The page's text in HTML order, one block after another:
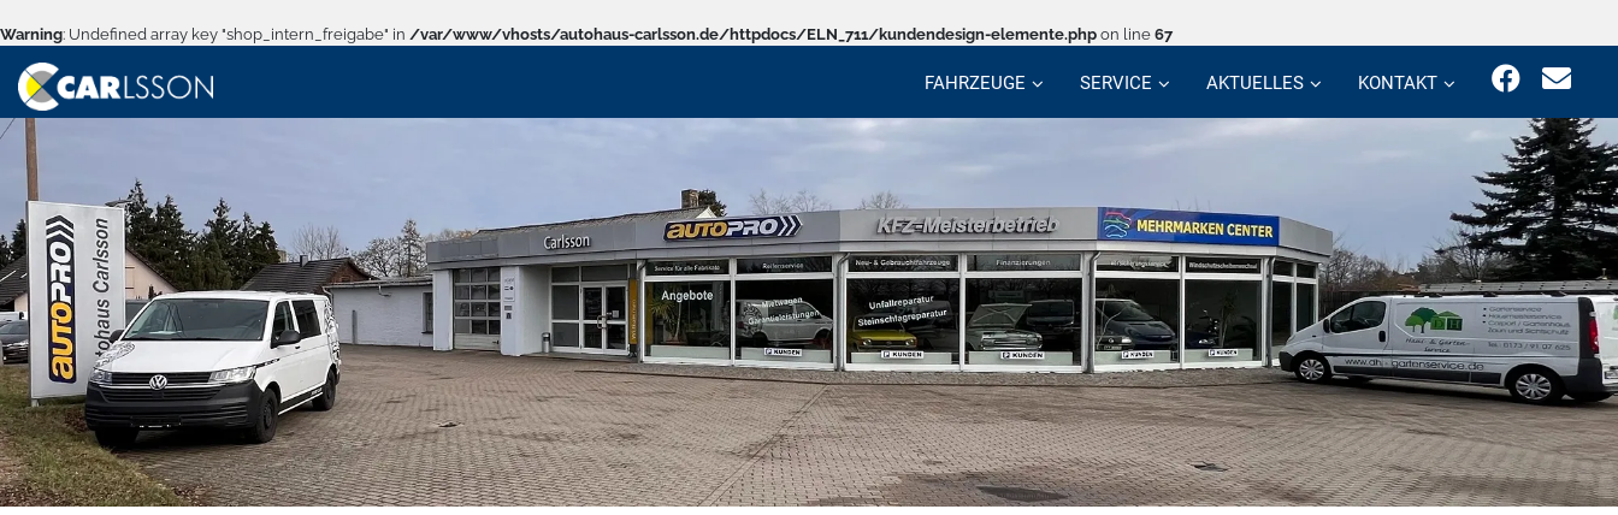
Warning: Undefined array key "shop_intern_freigabe" in /var/www/vhosts/autohaus-carlsson.de/httpdocs/ELN_711/kundendesign-elemente.php on line 67
FAHRZEUGE SERVICE AKTUELLES KONTAKT